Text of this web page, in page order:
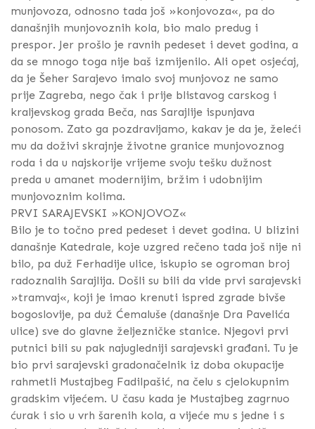
munjovoza, odnosno tada još »konjovoza«, pa do
današnjih munjovoznih kola, bio malo predug i
prespor. Jer prošlo je ravnih pedeset i devet godina, a
da se mnogo toga nije baš izmijenilo. Ali opet osjećaj,
da je Šeher Sarajevo imalo svoj munjovoz ne samo
prije Zagreba, nego čak i prije blistavog carskog i
kraljevskog grada Beča, nas Sarajlije ispunjava
ponosom. Zato ga pozdravljamo, kakav je da je, želeći
mu da doživi skrajnje životne granice munjovoznog
roda i da u najskorije vrijeme svoju tešku dužnost
preda u amanet modernijim, bržim i udobnijim
munjovoznim kolima.
PRVI SARAJEVSKI »KONJOVOZ«
Bilo je to točno pred pedeset i devet godina. U blizini
današnje Katedrale, koje uzgred rečeno tada još nije ni
bilo, pa duž Ferhadije ulice, iskupio se ogroman broj
radoznalih Sarajlija. Došli su bili da vide prvi sarajevski
»tramvaj«, koji je imao krenuti ispred zgrade bivše
bogoslovije, pa duž Ćemaluše (današnje Dra Pavelića
ulice) sve do glavne željezničke stanice. Njegovi prvi
putnici bili su pak najugledniji sarajevski građani. Tu je
bio prvi sarajevski gradonačelnik iz doba okupacije
rahmetli Mustajbeg Fadilpašić, na čelu s cjelokupnim
gradskim vijećem. U času kada je Mustajbeg zagrnuo
ćurak i sio u vrh šarenih kola, a vijeće mu s jedne i s